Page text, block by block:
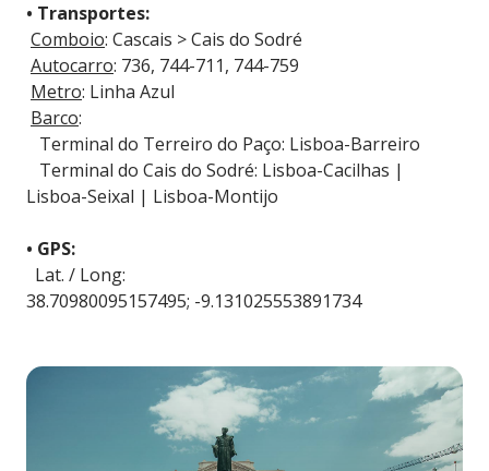
• Transportes:
Comboio: Cascais > Cais do Sodré
Autocarro: 736, 744-711, 744-759
Metro: Linha Azul
Barco:
Terminal do Terreiro do Paço: Lisboa-Barreiro
Terminal do Cais do Sodré: Lisboa-Cacilhas |
Lisboa-Seixal | Lisboa-Montijo
• GPS:
Lat. / Long:
38.70980095157495; -9.131025553891734